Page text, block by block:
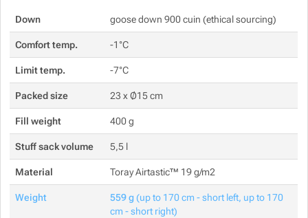
Down goose down 900 cuin (ethical sourcing)
Comfort temp. -1°C
Limit temp. -7°C
Packed size 23 x Ø15 cm
Fill weight 400 g
Stuff sack volume 5,5 l
Material Toray Airtastic™ 19 g/m2
Weight 559 g (up to 170 cm - short left, up to 170
cm - short right)